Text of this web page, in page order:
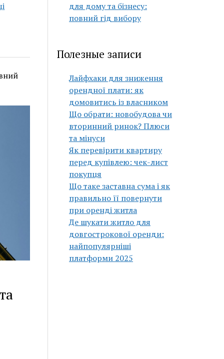
для дому та бізнесу:
повний гід вибору
Полезные записи
Лайфхаки для зниження
орендної плати: як
домовитись із власником
Що обрати: новобудова чи
вторинний ринок? Плюси
та мінуси
Як перевірити квартиру
перед купівлею: чек-лист
покупця
Що таке заставна сума і як
правильно її повернути
при оренді житла
Де шукати житло для
довгострокової оренди:
найпопулярніші
платформи 2025